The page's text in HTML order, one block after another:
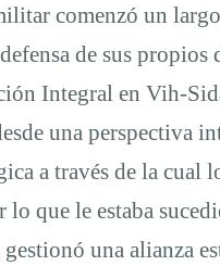
comenzó un
de sus propios
Integral en Vih-
una perspectiva
a través de la
lo que le estaba
una alianza